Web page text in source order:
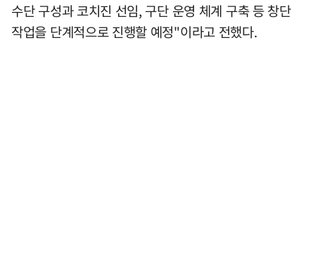
수단 구성과 코치진 선임, 구단 운영 체계 구축 등 창단
작업을 단계적으로 진행할 예정"이라고 전했다.